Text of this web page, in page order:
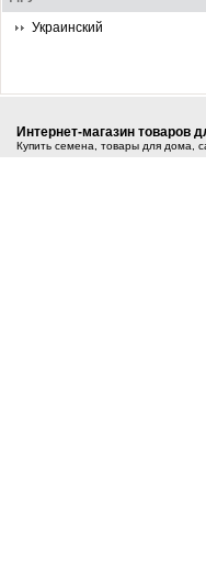
Украинский
Интернет-магазин товаров
Купить семена, товары для дома,